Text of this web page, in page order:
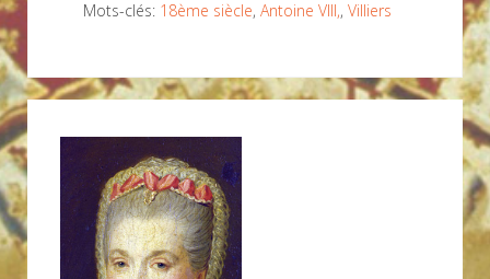
Mots-clés: 18ème siècle, Antoine VIII,, Villiers